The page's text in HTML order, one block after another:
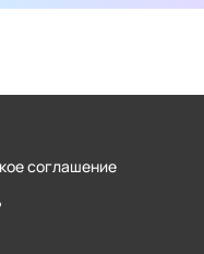
соглашение